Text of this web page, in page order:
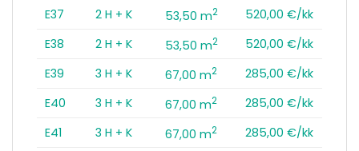
E37
2 H + K 53,50 m2
520,00 €/kk
E38
2 H + K 53,50 m2
520,00 €/kk
E39
3 H + K 67,00 m2
285,00 €/kk
E40
3 H + K 67,00 m2
285,00 €/kk
E41
3 H + K 67,00 m2
285,00 €/kk